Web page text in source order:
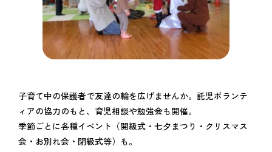
子育て中の保護者で友達の輪を広げませんか。託児ボランテ
ィアの協力のもと、育児相談や勉強会も開催。
季節ごとに各種イベント（開級式・七夕まつり・クリスマス
会・お別れ会・閉級式等）も。